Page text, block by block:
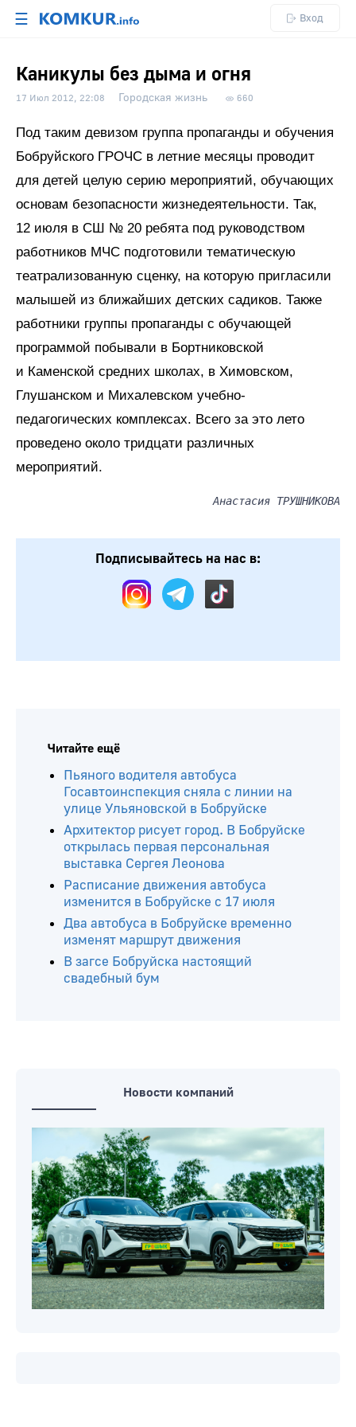
☰ Вход
Каникулы без дыма и огня
17 Июл 2012, 22:08 Городская жизнь 660
Под таким девизом группа пропаганды и обучения
Бобруйского ГРОЧС в летние месяцы проводит
для детей целую серию мероприятий, обучающих
основам безопасности жизнедеятельности. Так,
12 июля в СШ № 20 ребята под руководством
работников МЧС подготовили тематическую
театрализованную сценку, на которую пригласили
малышей из ближайших детских садиков. Также
работники группы пропаганды с обучающей
программой побывали в Бортниковской
и Каменской средних школах, в Химовском,
Глушанском и Михалевском учебно-
педагогических комплексах. Всего за это лето
проведено около тридцати различных
мероприятий.
Анастасия ТРУШНИКОВА
Подписывайтесь на нас в:
Читайте ещё
Пьяного водителя автобуса
Госавтоинспекция сняла с линии на
улице Ульяновской в Бобруйске
Архитектор рисует город. В Бобруйске
открылась первая персональная
выставка Сергея Леонова
свадебный бум
Новости компаний